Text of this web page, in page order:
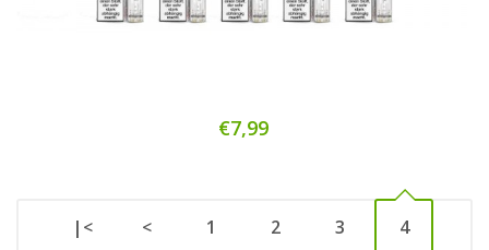
€7,99
|< < 1 2 3 4